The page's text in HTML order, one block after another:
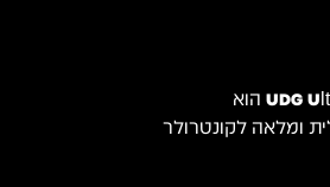
UDG הוא
ומלאה לקונטרולר